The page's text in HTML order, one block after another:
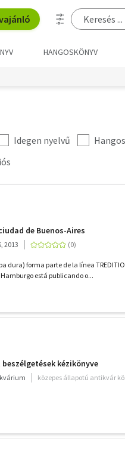
HANGOSKÖNYV
Idegen nyelvű
de Buenos-Aires
2013
dura) forma parte de la línea
está publicando o...
beszélgetések kézikönyve
közepes állapotú antikvár